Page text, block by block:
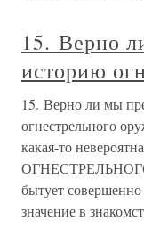
15. Верно
историю
15. Верно ли мы
огнестрельного
какая-то
бытует
значение в